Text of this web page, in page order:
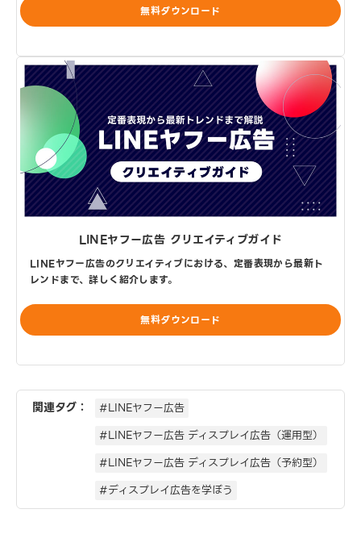
無料ダウンロード
LINEヤフー広告 クリエイティブガイド
LINEヤフー広告のクリエイティブにおける、定番表現から最新ト
レンドまで、詳しく紹介します。
無料ダウンロード
関連タグ：
#LINEヤフー広告
#LINEヤフー広告 ディスプレイ広告（運用型）
#LINEヤフー広告 ディスプレイ広告（予約型）
#ディスプレイ広告を学ぼう